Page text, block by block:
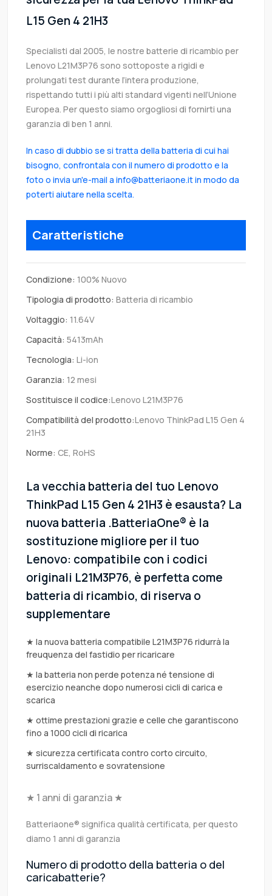
L15 Gen 4 21H3
Specialisti dal 2005, le nostre batterie di ricambio per
Lenovo L21M3P76 sono sottoposte a rigidi e
prolungati test durante l’intera produzione,
rispettando tutti i più alti standard vigenti nell’Unione
Europea. Per questo siamo orgogliosi di fornirti una
garanzia di ben 1 anni.
In caso di dubbio se si tratta della batteria di cui hai
bisogno, confrontala con il numero di prodotto e la
foto o invia un'e-mail a info@batteriaone.it in modo da
poterti aiutare nella scelta.
Caratteristiche
Condizione: 100% Nuovo
Tipologia di prodotto: Batteria di ricambio
Voltaggio: 11.64V
Capacità: 5413mAh
Tecnologia: Li-ion
Garanzia: 12 mesi
Sostituisce il codice:Lenovo L21M3P76
Compatibilità del prodotto:Lenovo ThinkPad L15 Gen 4
21H3
Norme: CE, RoHS
La vecchia batteria del tuo Lenovo
ThinkPad L15 Gen 4 21H3 è esausta? La
nuova batteria .BatteriaOne® è la
sostituzione migliore per il tuo
Lenovo: compatibile con i codici
originali L21M3P76, è perfetta come
batteria di ricambio, di riserva o
supplementare
★ la nuova batteria compatibile L21M3P76 ridurrà la
freuquenza del fastidio per ricaricare
★ la batteria non perde potenza né tensione di
esercizio neanche dopo numerosi cicli di carica e
scarica
★ ottime prestazioni grazie e celle che garantiscono
fino a 1000 cicli di ricarica
★ sicurezza certificata contro corto circuito,
surriscaldamento e sovratensione
★ 1 anni di garanzia ★
Batteriaone® significa qualità certificata, per questo
diamo 1 anni di garanzia
Numero di prodotto della batteria o del
caricabatterie?